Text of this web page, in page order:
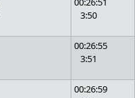
3:50
00:26:55
3:51
00:26:59